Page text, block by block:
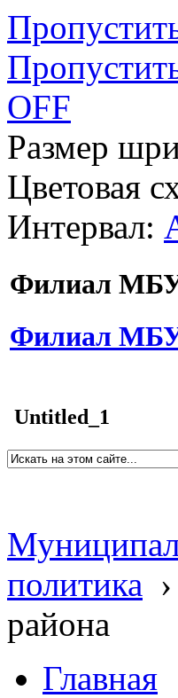
OFF
Размер
Цветовая
Интервал:
Филиал
Филиал
Untitled_1
политика ›
района
Главная